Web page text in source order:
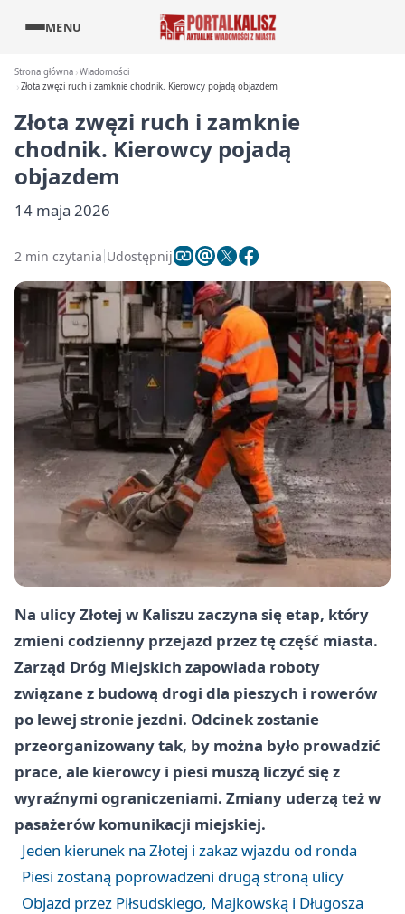
MENU
Strona główna Wiadomości
Złota zwęzi ruch i zamknie chodnik. Kierowcy pojadą objazdem
Złota zwęzi ruch i zamknie
chodnik. Kierowcy pojadą
objazdem
14 maja 2026
2 min czytania Udostępnij
Na ulicy Złotej w Kaliszu zaczyna się etap, który
zmieni codzienny przejazd przez tę część miasta.
Zarząd Dróg Miejskich zapowiada roboty
związane z budową drogi dla pieszych i rowerów
po lewej stronie jezdni. Odcinek zostanie
przeorganizowany tak, by można było prowadzić
prace, ale kierowcy i piesi muszą liczyć się z
wyraźnymi ograniczeniami. Zmiany uderzą też w
pasażerów komunikacji miejskiej.
Jeden kierunek na Złotej i zakaz wjazdu od ronda
Piesi zostaną poprowadzeni drugą stroną ulicy
Objazd przez Piłsudskiego, Majkowską i Długosza